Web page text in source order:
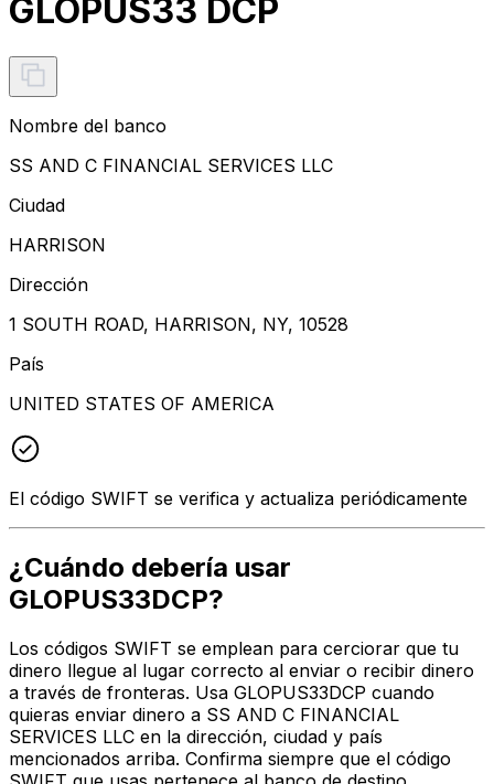
GLOPUS33 DCP
Nombre del banco
SS AND C FINANCIAL SERVICES LLC
Ciudad
HARRISON
Dirección
1 SOUTH ROAD, HARRISON, NY, 10528
País
UNITED STATES OF AMERICA
El código SWIFT se verifica y actualiza periódicamente
¿Cuándo debería usar
GLOPUS33DCP?
Los códigos SWIFT se emplean para cerciorar que tu
dinero llegue al lugar correcto al enviar o recibir dinero
a través de fronteras. Usa GLOPUS33DCP cuando
quieras enviar dinero a SS AND C FINANCIAL
SERVICES LLC en la dirección, ciudad y país
mencionados arriba. Confirma siempre que el código